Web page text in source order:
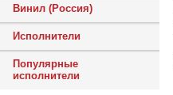
Винил (Россия)
Исполнители
Популярные
исполнители